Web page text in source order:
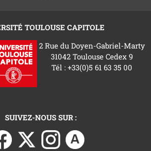
TOULOUSE CAPITOLE
2 Rue du Doyen-Gabriel-Marty
31042 Toulouse Cedex 9
Tél : +33(0)5 61 63 35 00
SUIVEZ-NOUS SUR :